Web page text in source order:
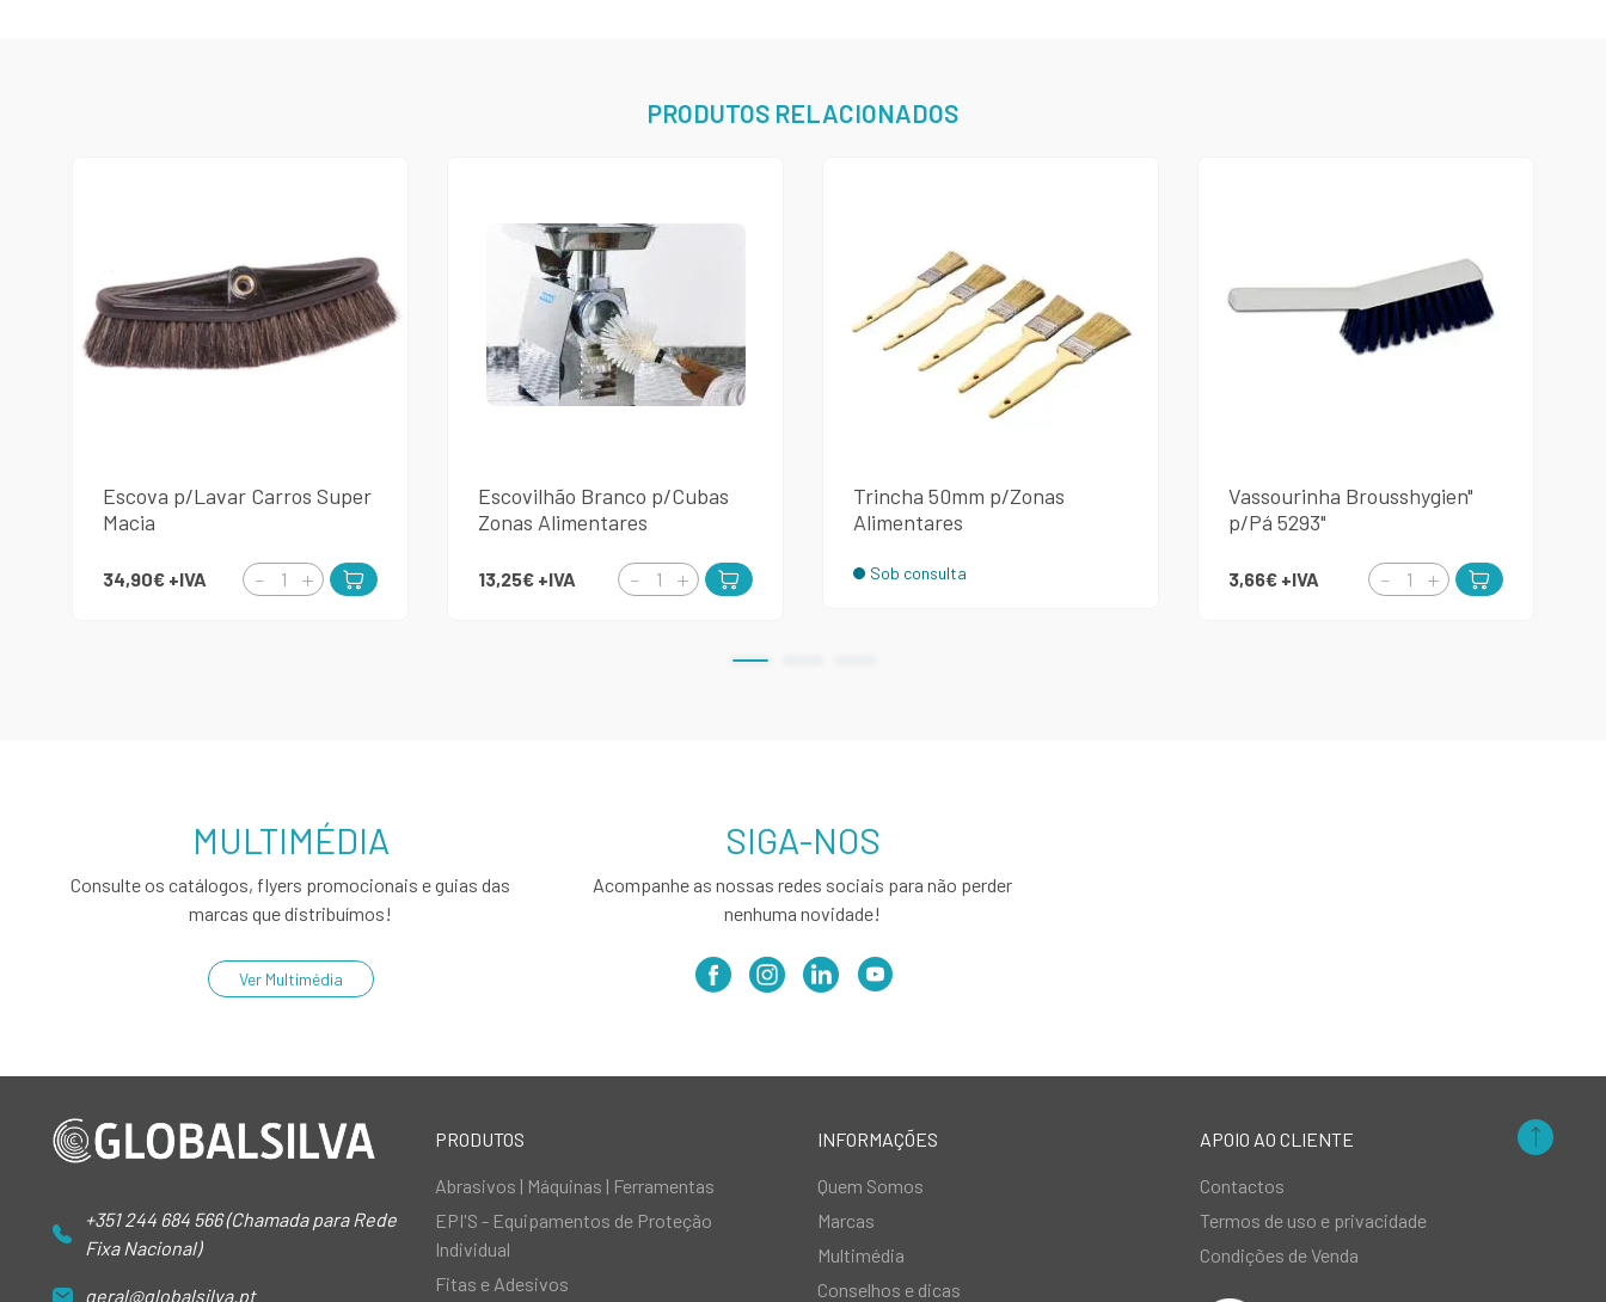
PRODUTOS RELACIONADOS
Escova p/Lavar Carros Super
Macia
34,90€ +IVA
Escovilhão Branco p/Cubas
Zonas Alimentares
13,25€ +IVA
Trincha 50mm p/Zonas
Alimentares
Sob consulta
Vassourinha Brousshygien"
p/Pá 5293"
3,66€ +IVA
MULTIMÉDIA
Consulte os catálogos, flyers promocionais e guias das
marcas que distribuímos!
Ver Multimédia
SIGA-NOS
Acompanhe as nossas redes sociais para não perder
nenhuma novidade!
+351 244 684 566 (Chamada para Rede
Fixa Nacional)
geral@globalsilva.pt
PRODUTOS
Abrasivos | Máquinas | Ferramentas
EPI'S - Equipamentos de Proteção
Individual
Fitas e Adesivos
INFORMAÇÕES
Quem Somos
Marcas
Multimédia
Conselhos e dicas
APOIO AO CLIENTE
Contactos
Termos de uso e privacidade
Condições de Venda